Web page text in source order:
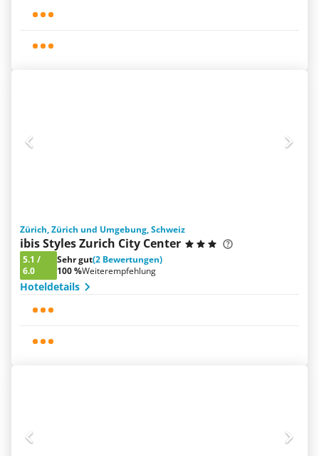
Zürich, Zürich und Umgebung, Schweiz
ibis Styles Zurich City Center
5.1 /
6.0
Sehr gut(2 Bewertungen)
100 %Weiterempfehlung
Hoteldetails